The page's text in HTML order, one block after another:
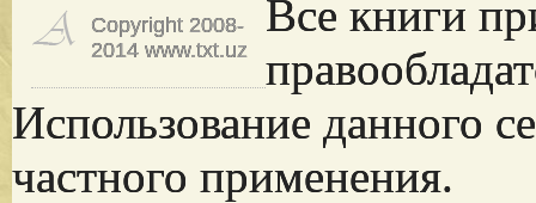
Copyright 2008-
2014 www.txt.uz
Все книги
Использование данного
частного применения.